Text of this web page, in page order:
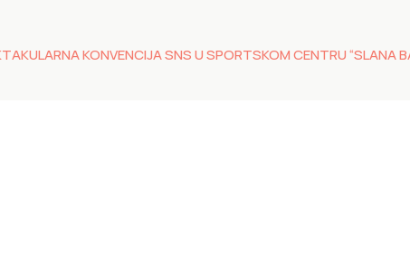
KONVENCIJA SNS U SPORTSKOM CENTRU